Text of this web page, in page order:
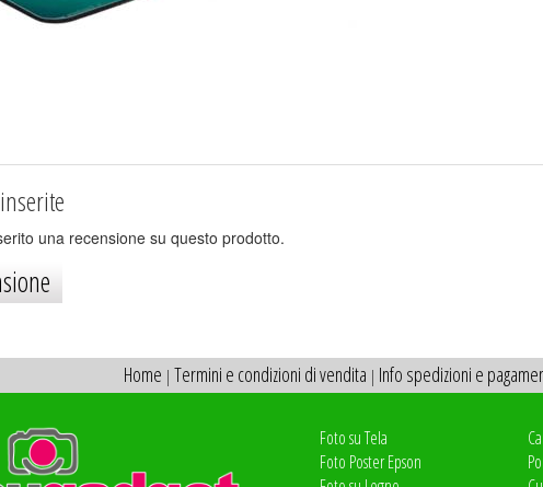
una recensione su questo prodotto.
Home | Termini e condizioni di vendita | Info spedizioni e
Foto su Tela
Foto Poster Epson